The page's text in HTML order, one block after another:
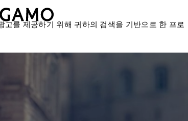
를 제공하기 위해 귀하의 검색을 기반으로 한 프로